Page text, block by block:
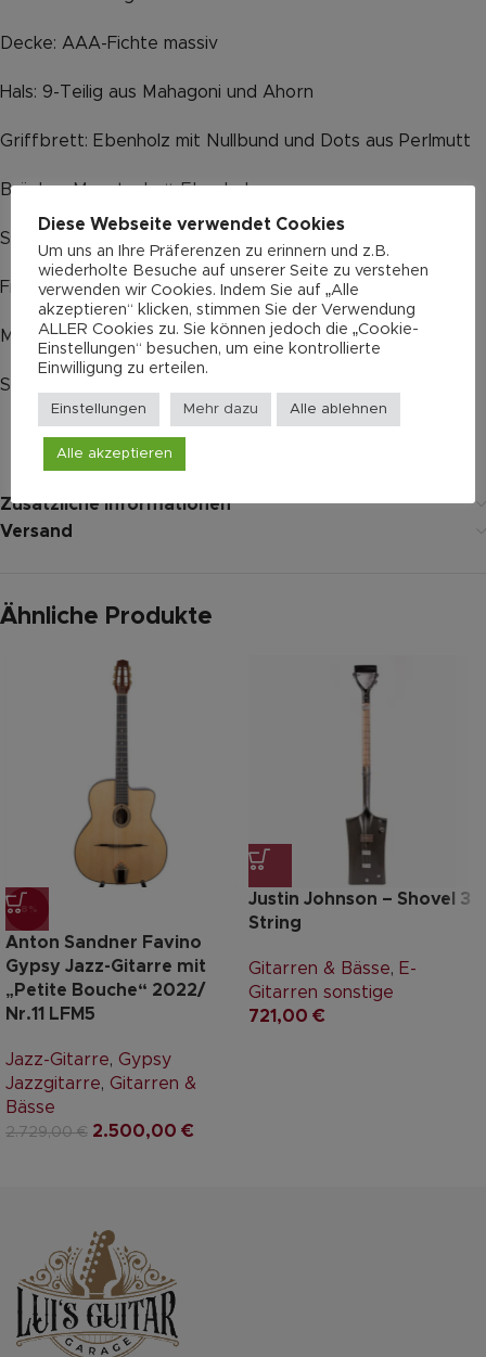
Decke: AAA-Fichte massiv
Hals: 9-Teilig aus Mahagoni und Ahorn
Griffbrett: Ebenholz mit Nullbund und Dots aus Perlmutt
Brücke: „Moustache“, Ebenholz
Sattelbreite: 44mm-45mm Perloid Sattel
Finish: Honig Hochglanz
Mechaniken von Rubner
Saiten: Pyramid 011-046
Zusätzliche Informationen
Versand
Ähnliche Produkte
-8%
Anton Sandner Favino
Gypsy Jazz-Gitarre mit
„Petite Bouche“ 2022/
Nr.11 LFM5
Jazz-Gitarre, Gypsy
Jazzgitarre, Gitarren &
Bässe
2.729,00€ 2.500,00 €
Justin Johnson – Shovel 3
String
Gitarren & Bässe, E-
Gitarren sonstige
721,00 €
Diese Webseite verwendet Cookies
Um uns an Ihre Präferenzen zu erinnern und z.B.
wiederholte Besuche auf unserer Seite zu verstehen
verwenden wir Cookies. Indem Sie auf „Alle
akzeptieren“ klicken, stimmen Sie der Verwendung
ALLER Cookies zu. Sie können jedoch die „Cookie-
Einstellungen“ besuchen, um eine kontrollierte
Einwilligung zu erteilen.
Einstellungen Mehr dazu Alle ablehnen
Alle akzeptieren